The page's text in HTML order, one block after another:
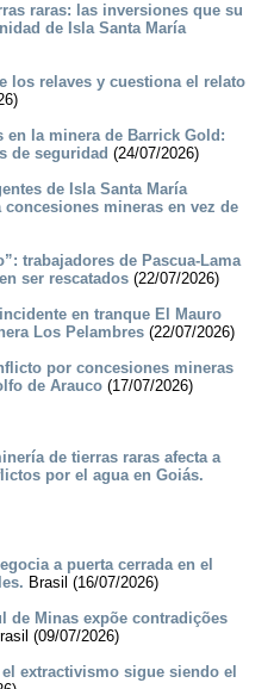
raras: las inversiones que su
de Isla Santa María
los relaves y cuestiona el relato
en la minera de Barrick Gold:
de seguridad (24/07/2026)
de Isla Santa María
mineras en vez de
trabajadores de Pascua-Lama
ser rescatados (22/07/2026)
en tranque El Mauro
Los Pelambres (22/07/2026)
por concesiones mineras
de Arauco (17/07/2026)
de tierras raras afecta a
por el agua en Goiás.
a puerta cerrada en el
Brasil (16/07/2026)
de Minas expõe contradições
(09/07/2026)
extractivismo sigue siendo el